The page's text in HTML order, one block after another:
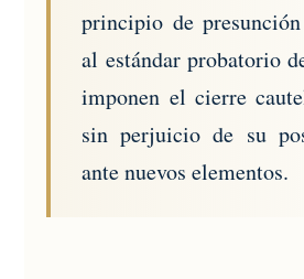
principio de
al estándar probatorio
imponen el cierre
sin perjuicio de su
ante nuevos elementos.